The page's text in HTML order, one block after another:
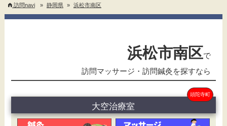
訪問navi » 静岡県 » 浜松市南区
浜松市南区で
訪問マッサージ・訪問鍼灸を探すなら
頭陀寺町
大空治療室